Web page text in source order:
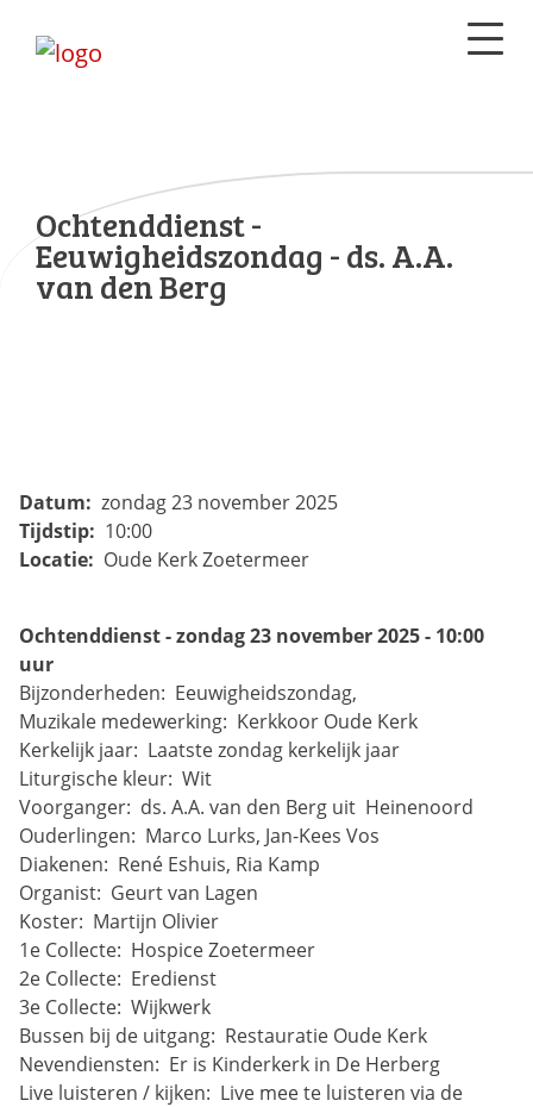
Ochtenddienst -
Eeuwigheidszondag - ds. A.A.
van den Berg
Datum: zondag 23 november 2025
Tijdstip: 10:00
Locatie: Oude Kerk Zoetermeer
Ochtenddienst - zondag 23 november 2025 - 10:00
uur
Bijzonderheden: Eeuwigheidszondag,
Muzikale medewerking: Kerkkoor Oude Kerk
Kerkelijk jaar: Laatste zondag kerkelijk jaar
Liturgische kleur: Wit
Voorganger: ds. A.A. van den Berg uit Heinenoord
Ouderlingen: Marco Lurks, Jan-Kees Vos
Diakenen: René Eshuis, Ria Kamp
Organist: Geurt van Lagen
Koster: Martijn Olivier
1e Collecte: Hospice Zoetermeer
2e Collecte: Eredienst
3e Collecte: Wijkwerk
Bussen bij de uitgang: Restauratie Oude Kerk
Nevendiensten: Er is Kinderkerk in De Herberg
Live luisteren / kijken: